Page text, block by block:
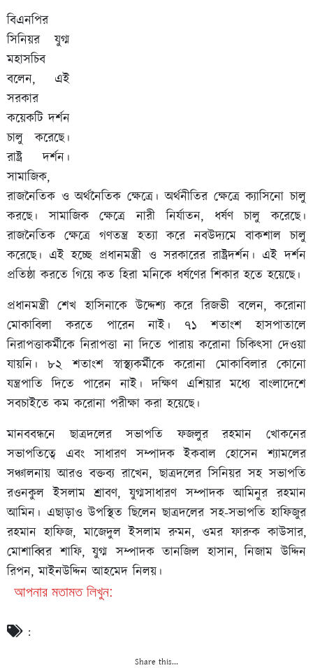
বিএনপির
সিনিয়র যুগ্ম
মহাসচিব
বলেন, এই
সরকার
কয়েকটি দর্শন
চালু করেছে।
রাষ্ট্র দর্শন।
সামাজিক,
রাজনৈতিক ও অর্থনৈতিক ক্ষেত্রে। অর্থনীতির ক্ষেত্রে ক্যাসিনো চালু
করছে। সামাজিক ক্ষেত্রে নারী নির্যাতন, ধর্ষণ চালু করেছে।
রাজনৈতিক ক্ষেত্রে গণতন্ত্র হত্যা করে নবউদ্যমে বাকশাল চালু
করেছে। এই হচ্ছে প্রধানমন্ত্রী ও সরকারের রাষ্ট্রদর্শন। এই দর্শন
প্রতিষ্ঠা করতে গিয়ে কত হিরা মনিকে ধর্ষণের শিকার হতে হয়েছে।
প্রধানমন্ত্রী শেখ হাসিনাকে উদ্দেশ্য করে রিজভী বলেন, করোনা
মোকাবিলা করতে পারেন নাই। ৭১ শতাংশ হাসপাতালে
নিরাপত্তাকর্মীকে নিরাপত্তা না দিতে পারায় করোনা চিকিৎসা দেওয়া
যায়নি। ৮২ শতাংশ স্বাস্থ্যকর্মীকে করোনা মোকাবিলার কোনো
যন্ত্রপাতি দিতে পারেন নাই। দক্ষিণ এশিয়ার মধ্যে বাংলাদেশে
সবচাইতে কম করোনা পরীক্ষা করা হয়েছে।
মানববন্ধনে ছাত্রদলের সভাপতি ফজলুর রহমান খোকনের
সভাপতিত্বে এবং সাধারণ সম্পাদক ইকবাল হোসেন শ্যামলের
সঞ্চালনায় আরও বক্তব্য রাখেন, ছাত্রদলের সিনিয়র সহ সভাপতি
রওনকুল ইসলাম শ্রাবণ, যুগ্মসাধারণ সম্পাদক আমিনুর রহমান
আমিন। এছাড়াও উপস্থিত ছিলেন ছাত্রদলের সহ-সভাপতি হাফিজুর
রহমান হাফিজ, মাজেদুল ইসলাম রুমন, ওমর ফারুক কাউসার,
মোশাব্বির শাফি, যুগ্ম সম্পাদক তানজিল হাসান, নিজাম উদ্দিন
রিপন, মাইনউদ্দিন আহমেদ নিলয়।
আপনার মতামত লিখুন:
:
Share this...